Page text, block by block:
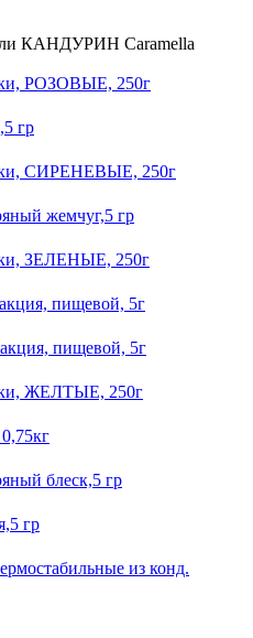
КАНДУРИН Caramella
РОЗОВЫЕ, 250г
гр
СИРЕНЕВЫЕ, 250г
жемчуг,5 гр
ЗЕЛЕНЫЕ, 250г
пищевой, 5г
пищевой, 5г
ЖЕЛТЫЕ, 250г
блеск,5 гр
гр
из конд.